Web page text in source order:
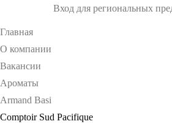
Вход для региональных
Главная
О компании
Вакансии
Ароматы
Armand Basi
Comptoir Sud Pacifique